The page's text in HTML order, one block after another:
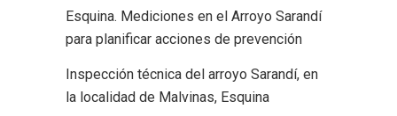
Esquina. Mediciones en el Arroyo Sarandí
para planificar acciones de prevención
Inspección técnica del arroyo Sarandí, en
la localidad de Malvinas, Esquina